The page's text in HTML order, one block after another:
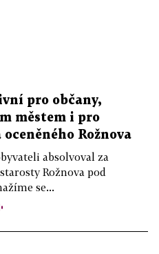
pro občany,
městem i pro
Rožnova
absolvoval za
Rožnova pod
se...